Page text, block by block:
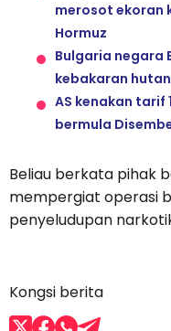
merosot ekoran
Hormuz
Bulgaria negara
kebakaran hutan
AS kenakan tarif
bermula
Beliau berkata pihak
mempergiat operasi
penyeludupan
Kongsi berita